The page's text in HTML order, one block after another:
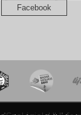
Facebook